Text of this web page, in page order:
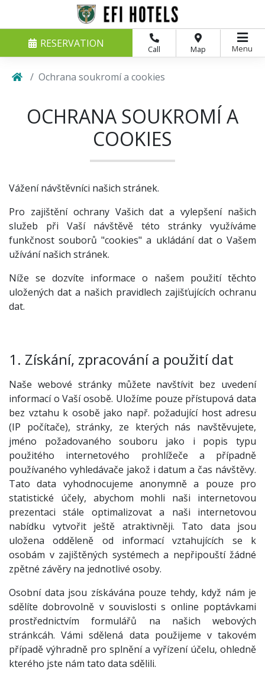
Call Map
RESERVATION Menu
Ochrana soukromí a cookies
OCHRANA SOUKROMÍ A
COOKIES
Vážení návštěvníci našich stránek.
Pro zajištění ochrany Vašich dat a vylepšení našich
služeb při Vaší návštěvě této stránky využíváme
funkčnost souborů "cookies" a ukládání dat o Vašem
užívání našich stránek.
Níže se dozvíte informace o našem použití těchto
uložených dat a našich pravidlech zajišťujících ochranu
dat.
1. Získání, zpracování a použití dat
Naše webové stránky můžete navštívit bez uvedení
informací o Vaší osobě. Uložíme pouze přístupová data
bez vztahu k osobě jako např. požadující host adresu
(IP počítače), stránky, ze kterých nás navštěvujete,
jméno požadovaného souboru jako i popis typu
použitého internetového prohlížeče a případně
používaného vyhledávače jakož i datum a čas návštěvy.
Tato data vyhodnocujeme anonymně a pouze pro
statistické účely, abychom mohli naši internetovou
prezentaci stále optimalizovat a naši internetovou
nabídku vytvořit ještě atraktivněji. Tato data jsou
uložena odděleně od informací vztahujících se k
osobám v zajištěných systémech a nepřipouští žádné
zpětné závěry na jednotlivé osoby.
Osobní data jsou získávána pouze tehdy, když nám je
sdělíte dobrovolně v souvislosti s online poptávkami
prostřednictvím formulářů na našich webových
stránkcáh. Vámi sdělená data použijeme v takovém
případě výhradně pro splnění a vyřízení účelu, ohledně
kterého jste nám tato data sdělili.